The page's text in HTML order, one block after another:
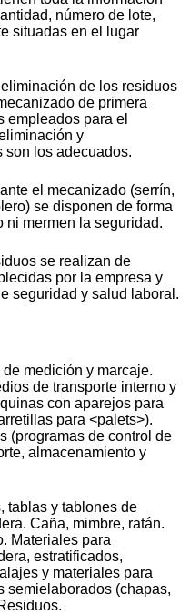
número de lote,
situadas en el lugar
de los residuos
de primera
empleados para el
y
son los adecuados.
el mecanizado (serrín,
se disponen de forma
ni mermen la seguridad.
se realizan de
por la empresa y
seguridad y salud laboral.
medición y marcaje.
de transporte interno y
con aparejos para
para <palets>).
(programas de control de
almacenamiento y
tablas y tablones de
Caña, mimbre, ratán.
Materiales para
estratificados,
y materiales para
semielaborados (chapas,